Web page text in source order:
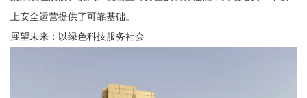
上安全运营提供了可靠基础。
展望未来：以绿色科技服务社会